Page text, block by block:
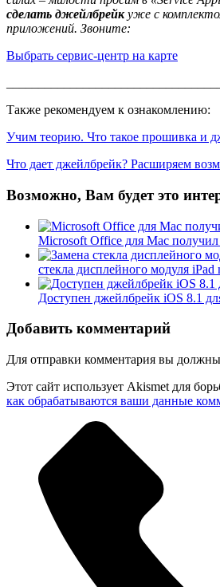
сделать джейлбрейкуже с
приложений. Звоните:
Выбрать сервис-центр на карте
Также рекомендуем к ознакомлению:
Учим теорию. Что такое прошивка и
Что дает джейлбрейк? Расширяем
Возможно, Вам будет это
Microsoft Office для Mac
стекла дисплейного модуля iPad
Доступен джейлбрейк iOS 8.1
Добавить комментарий
Для отправки комментария вы должны
Этот сайт использует Akismet для
как обрабатываются ваши данные